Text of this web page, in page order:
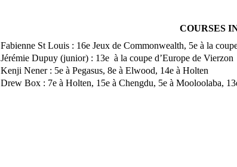
COURSES
Fabienne St Louis : 16e Jeux de Commonwealth, 5e à la
Jérémie Dupuy (junior) : 13e à la coupe d’Europe de Vierzon
Kenji Nener : 5e à Pegasus, 8e à Elwood, 14e à Holten
Drew Box : 7e à Holten, 15e à Chengdu, 5e à Mooloolaba,